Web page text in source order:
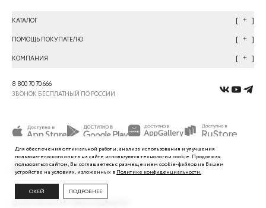
КАТАЛОГ +
ПОМОЩЬ ПОКУПАТЕЛЮ +
КОМПАНИЯ +
8 800 70 70 666
ЗВОНОК БЕСПЛАТНЫЙ ПО РОССИИ
Для обеспечения оптимальной работы, анализа использования и улучшения
пользовательскогоопыта на сайте используются технологии cookie. Продолжая
пользоваться сайтом, Вы соглашаетесь с размещением cookie-файлов на Вашем
устройстве на условиях, изложенных в Политике конфиденциальности.
ОКЕЙ ПОДРОБНЕЕ